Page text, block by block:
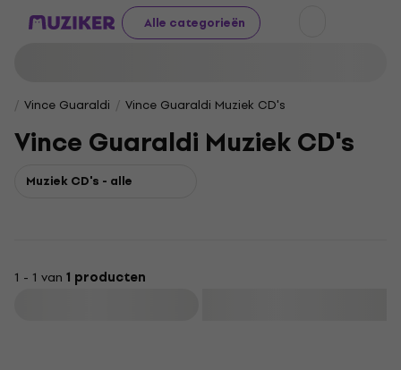
Alle categorieën
Vince Guaraldi Vince Guaraldi Muziek CD's
Vince Guaraldi Muziek CD's
Muziek CD's - alle
1 - 1 van 1 producten